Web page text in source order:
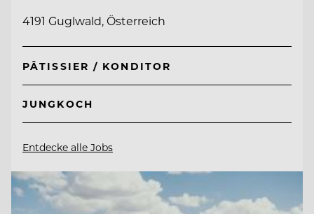
4191 Guglwald, Österreich
PÂTISSIER / KONDITOR
JUNGKOCH
Entdecke alle Jobs